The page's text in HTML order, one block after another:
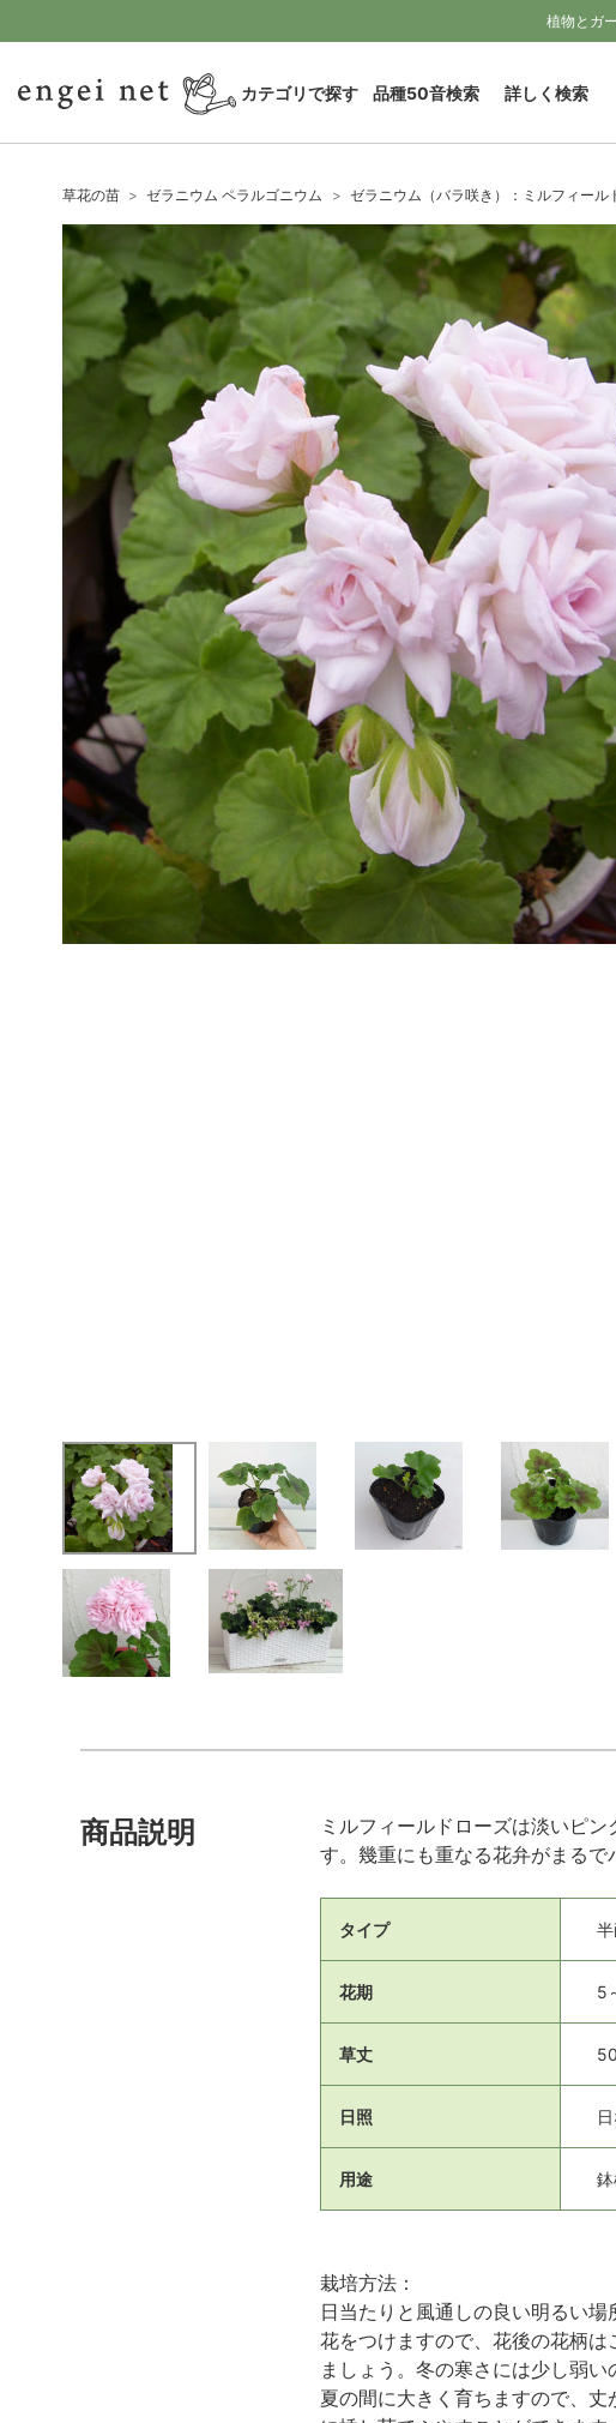
植物とガ
カテゴリで探す 品種50音検索 詳しく検索
草花の苗 ゼラニウム ペラルゴニウム ゼラニウム（バラ咲き）：ミルフィール
商品説明
ミルフィールドローズは淡いピ
す。幾重にも重なる花弁がまる
タイプ
花期 5
草丈
日照
用途
栽培方法：
日当たりと風通しの良い明るい
花をつけますので、花後の花柄
ましょう。冬の寒さには少し弱
夏の間に大きく育ちますので、